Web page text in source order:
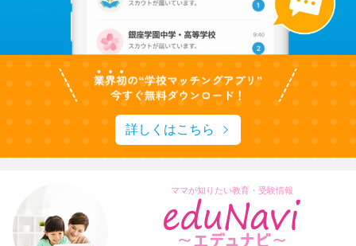
詳しくはこちら
ママが知りたい教育・受験情報